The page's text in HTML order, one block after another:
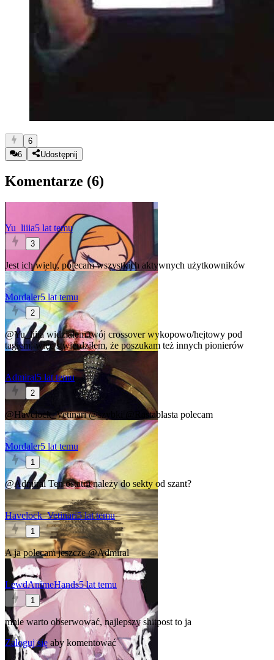
6
6
Udostępnij
Komentarze (6)
Yu_liiia5 lat temu
3
Jest ich wielu, polecam wszystkich aktywnych użytkowników
Mordaler5 lat temu
2
@Yu_liiiawidziałem twój crossover wykopowo/hejtowy pod
tagiem, więc stwierdziłem, że poszukam też innych pionierów
Admiral5 lat temu
2
@Havelock_Vetinari @szybki @Rastablasta polecam
Mordaler5 lat temu
1
@Admiral Ten ostatni należy do sekty od szant?
Havelock_Vetinari5 lat temu
1
A ja polecam jeszcze@Admiral
LewdAnimeHands5 lat temu
1
mnie warto obserwować, najlepszy shitpost to ja
Zaloguj się aby komentować